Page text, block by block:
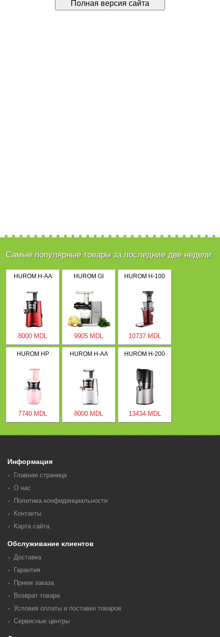
Самые популярные товары за последние две недели
HUROM H-AA
8000 MDL
HUROM GI
9905 MDL
HUROM H-100
10737 MDL
HUROM HP
7740 MDL
HUROM H-AA
8000 MDL
HUROM H-200
13434 MDL
Информация
Главная страница
О нас
Политика конфиденциальности
Контакты
Карта сайта
Обслуживание клиентов
Доставка
Гарантия
Прием заказа
Возврат товара
Условия оплаты и поставки товаров
Сервисные центры